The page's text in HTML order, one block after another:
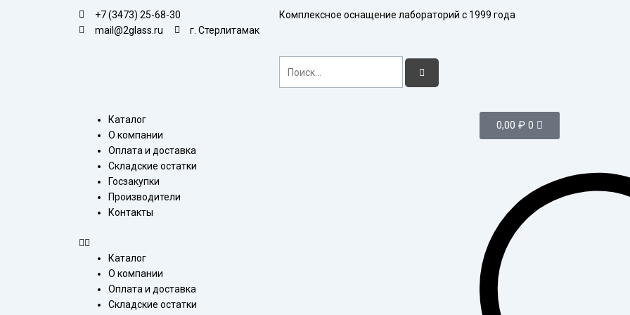
+7 (3473) 25-68-30
mail@2glass.ru
г. Стерлитамак
Комплексное оснащение лабораторий с 1999 года
Поиск
Каталог
О компании
Оплата и доставка
Складские остатки
Госзакупки
Производители
Контакты
Меню
Каталог
О компании
Оплата и доставка
Складские остатки
0,00 ₽ 0
Корзина